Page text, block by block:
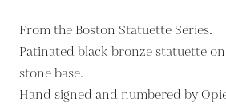
From the Boston Statuette Series.
Patinated black bronze statuette
stone base.
Hand signed and numbered by